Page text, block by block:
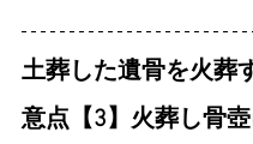
土葬した遺骨を火葬
意点【3】火葬し骨